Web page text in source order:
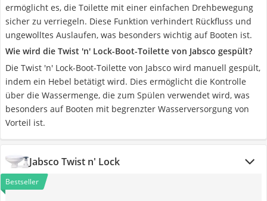
ermöglicht es, die Toilette mit einer einfachen Drehbewegung
sicher zu verriegeln. Diese Funktion verhindert Rückfluss und
ungewolltes Auslaufen, was besonders wichtig auf Booten ist.
Wie wird die ‎Twist 'n' Lock-Boot-Toilette von Jabsco gespült?
Die ‎Twist 'n' Lock-Boot-Toilette von Jabsco wird manuell gespült,
indem ein Hebel betätigt wird. Dies ermöglicht die Kontrolle
über die Wassermenge, die zum Spülen verwendet wird, was
besonders auf Booten mit begrenzter Wasserversorgung von
Vorteil ist.
Jabsco Twist n' Lock
Bestseller